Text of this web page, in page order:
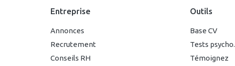
Entreprise
Annonces
Recrutement
Conseils RH
Outils
Base CV
Tests psycho.
Témoignez